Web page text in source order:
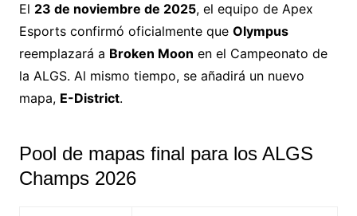
El 23 de noviembre de 2025, el equipo de Apex
Esports confirmó oficialmente que Olympus
reemplazará a Broken Moon en el Campeonato de
la ALGS. Al mismo tiempo, se añadirá un nuevo
mapa, E-District.
Pool de mapas final para los ALGS
Champs 2026